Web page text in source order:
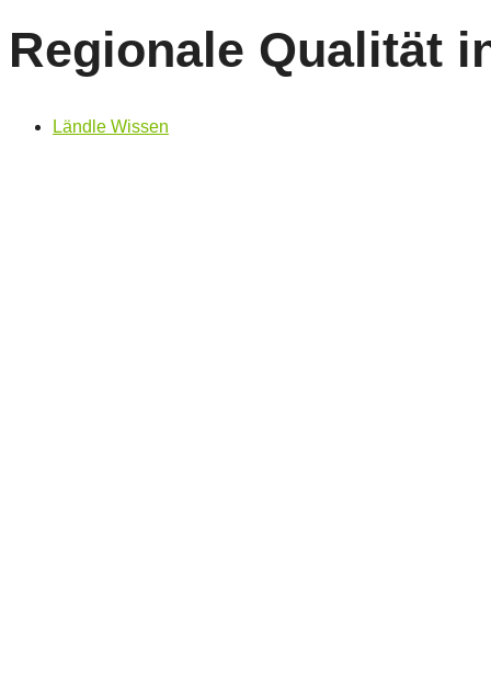
Regionale Qualität
Ländle Wissen